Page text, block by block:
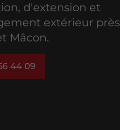
d'extension et
extérieur
Mâcon.
44 09